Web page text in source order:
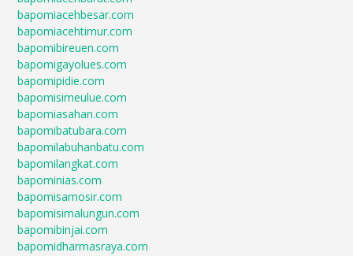
bapomiacehbesar.com
bapomiacehtimur.com
bapomibireuen.com
bapomigayolues.com
bapomipidie.com
bapomisimeulue.com
bapomiasahan.com
bapomibatubara.com
bapomilabuhanbatu.com
bapomilangkat.com
bapominias.com
bapomisamosir.com
bapomisimalungun.com
bapomibinjai.com
bapomidharmasraya.com